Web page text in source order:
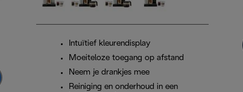
Intuïtief kleurendisplay
Moeiteloze toegang op afstand
Neem je drankjes mee
Reiniging en onderhoud in een